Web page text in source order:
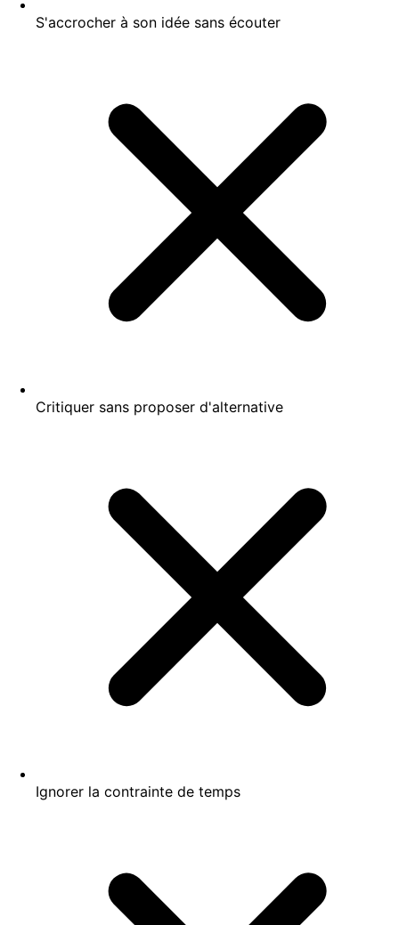
S'accrocher à son idée sans écouter
Critiquer sans proposer d'alternative
Ignorer la contrainte de temps